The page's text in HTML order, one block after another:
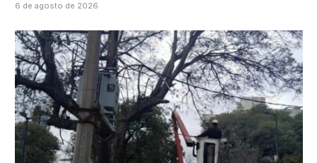
6 de agosto de 2026